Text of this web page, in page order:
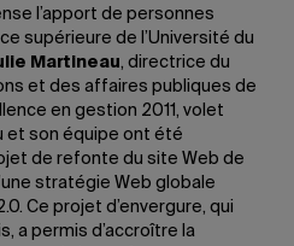
l’apport de personnes
supérieure de l’Université du
Martineau, directrice du
et des affaires publiques de
en gestion 2011, volet
et son équipe ont été
de refonte du site Web de
stratégie Web globale
Ce projet d’envergure, qui
a permis d’accroître la